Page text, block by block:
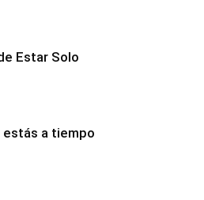
Estar Solo
estás a tiempo